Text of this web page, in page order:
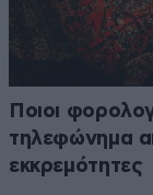
Ποιοι
τηλεφώνημα
εκκρεμότητες